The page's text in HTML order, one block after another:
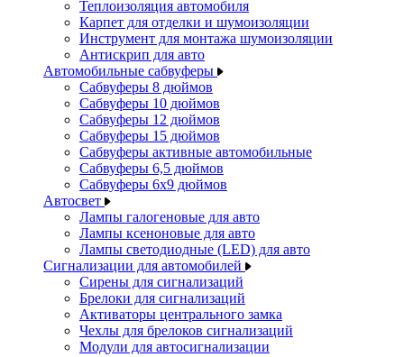
Теплоизоляция автомобиля
Карпет для отделки и шумоизоляции
Инструмент для монтажа шумоизоляции
Антискрип для авто
Автомобильные сабвуферы
Сабвуферы 8 дюймов
Сабвуферы 10 дюймов
Сабвуферы 12 дюймов
Сабвуферы 15 дюймов
Сабвуферы активные автомобильные
Сабвуферы 6,5 дюймов
Сабвуферы 6x9 дюймов
Автосвет
Лампы галогеновые для авто
Лампы ксеноновые для авто
Лампы светодиодные (LED) для авто
Сигнализации для автомобилей
Сирены для сигнализаций
Брелоки для сигнализаций
Активаторы центрального замка
Чехлы для брелоков сигнализаций
Модули для автосигнализации